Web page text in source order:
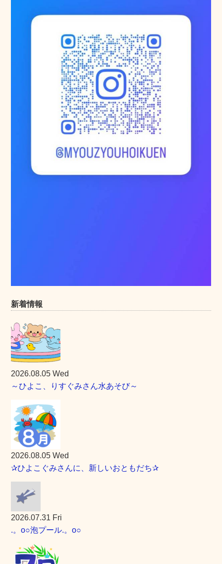
新着情報
2026.08.05 Wed
～ひよこ、りすぐみさん水あそび～
2026.08.05 Wed
✰ひよこぐみさんに、新しいおともだち✰
2026.07.31 Fri
.。o○泡プール.。o○